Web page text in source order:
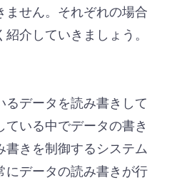
ません。それぞれの場合
介していきましょう。
データを読み書きして
いる中でデータの書き
きを制御するシステム
にデータの読み書きが行